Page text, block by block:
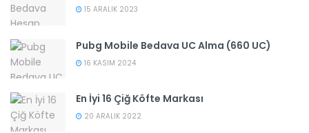
15 ARALIK 2023
Pubg Mobile Bedava UC Alma (660 UC)
16 KASIM 2024
En İyi 16 Çiğ Köfte Markası
20 ARALIK 2022